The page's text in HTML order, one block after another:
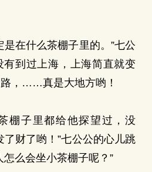
在什么茶棚子里的。”七公
到过上海，上海简直就变
，……真是大地方哟！
子里都给他探望过，没
了财了哟！”七公公的心儿跳
怎么会坐小茶棚子呢？”